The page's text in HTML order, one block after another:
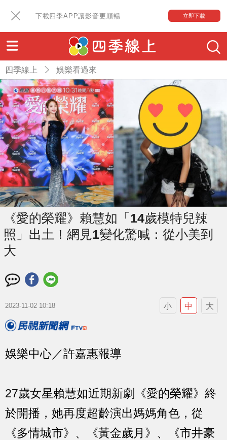
下載四季APP讓影音更順暢 立即下載
四季線上 娛樂看過來
《愛的榮耀》賴慧如「14歲模特兒辣
照」出土！網見1變化驚喊：從小美到
大
2023-11-02 10:18 小 中 大
娛樂中心／許嘉惠報導
27歲女星賴慧如近期新劇《愛的榮耀》終
於開播，她再度超齡演出媽媽角色，從
《多情城市》、《黃金歲月》、《市井豪